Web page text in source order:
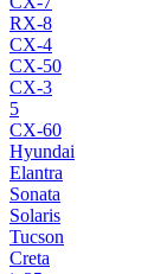
RX-8
CX-4
CX-50
CX-3
5
CX-60
Hyundai
Elantra
Sonata
Solaris
Tucson
Creta